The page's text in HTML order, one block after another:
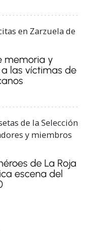
memoria y
las víctimas de
de La Roja
escena del